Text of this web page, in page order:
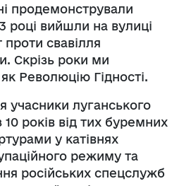
продемонстрували
році вийшли на вулиці
проти свавілля
Скрізь роки ми
як Революцію Гідності.
учасники луганського
років від тих буремних
у катівнях
режиму та
російських спецслужб